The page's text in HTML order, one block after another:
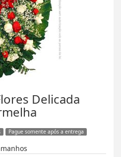
Delicada
Pague somente após a entrega